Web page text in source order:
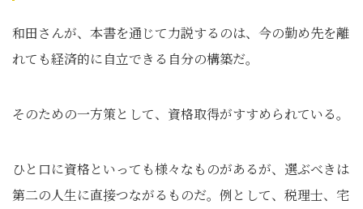
和田さんが、本書を通じて力説するのは、今の勤め先を離
れても経済的に自立できる自分の構築だ。
そのための一方策として、資格取得がすすめられている。
ひと口に資格といっても様々なものがあるが、選ぶべきは
第二の人生に直接つながるものだ。例として、税理士、宅